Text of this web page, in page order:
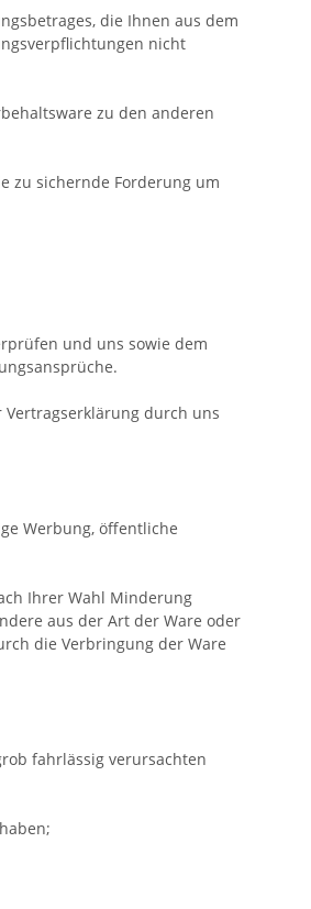
die Ihnen aus dem
nicht
zu den anderen
zu sichernde Forderung um
und uns sowie dem
durch uns
Werbung, öffentliche
Ihrer Wahl Minderung
aus der Art der Ware oder
die Verbringung der Ware
fahrlässig verursachten